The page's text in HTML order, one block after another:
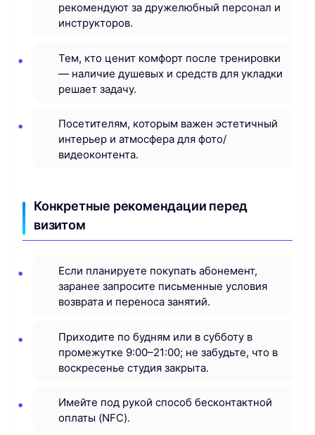
рекомендуют за дружелюбный персонал и
инструкторов.
Тем, кто ценит комфорт после тренировки
— наличие душевых и средств для укладки
решает задачу.
Посетителям, которым важен эстетичный
интерьер и атмосфера для фото/
видеоконтента.
Конкретные рекомендации перед
визитом
Если планируете покупать абонемент,
заранее запросите письменные условия
возврата и переноса занятий.
Приходите по будням или в субботу в
промежутке 9:00–21:00; не забудьте, что в
воскресенье студия закрыта.
Имейте под рукой способ бесконтактной
оплаты (NFC).